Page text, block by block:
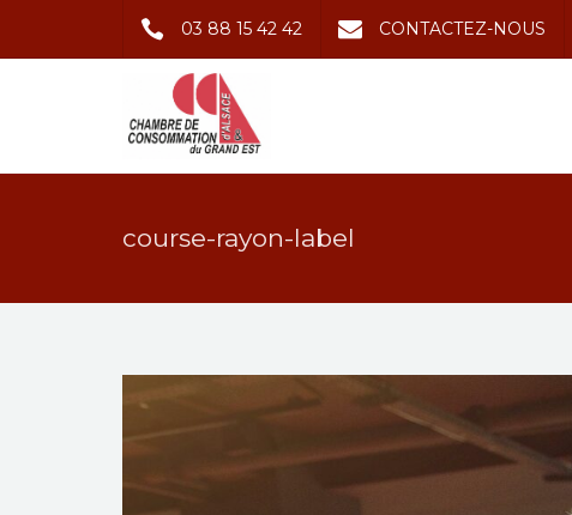
03 88 15 42 42 CONTACTEZ-NOUS
course-rayon-label